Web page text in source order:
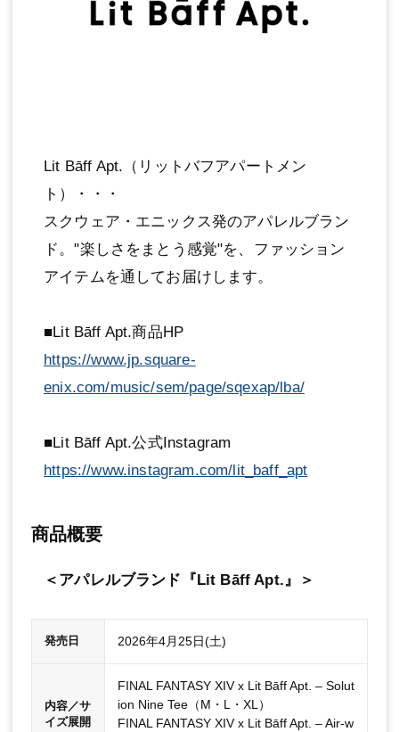
Lit Bāff Apt.（リットバフアパートメン
ト）・・・
スクウェア・エニックス発のアパレルブラン
ド。"楽しさをまとう感覚"を、ファッション
アイテムを通してお届けします。
■Lit Bāff Apt.商品HP
https://www.jp.square-
enix.com/music/sem/page/sqexap/lba/
■Lit Bāff Apt.公式Instagram
https://www.instagram.com/lit_baff_apt
商品概要
＜アパレルブランド『Lit Bāff Apt.』＞
発売日 2026年4月25日(土)
内容／サ
イズ展開
FINAL FANTASY XIV x Lit Bāff Apt. – Solut
ion Nine Tee（M・L・XL）
FINAL FANTASY XIV x Lit Bāff Apt. – Air-w